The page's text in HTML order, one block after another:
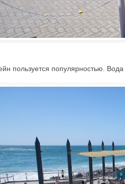
пользуется популярностью.